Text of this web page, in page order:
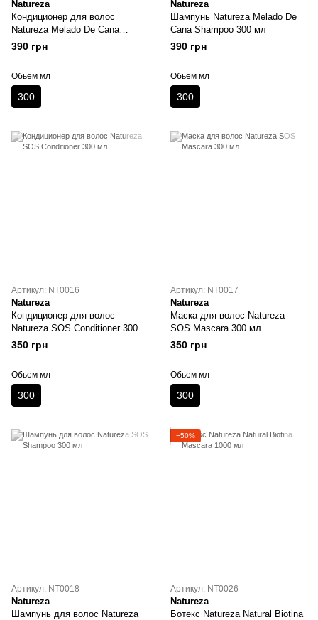
Natureza
Кондиционер для волос
Natureza Melado De Cana
Conditioner 300 мл
390 грн
Обьем мл
300
Natureza
Шампунь Natureza Melado De
Cana Shampoo 300 мл
390 грн
Обьем мл
300
Артикул: NT0016
Natureza
Кондиционер для волос
Natureza SOS Conditioner 300
мл
350 грн
Обьем мл
300
Артикул: NT0017
Natureza
Маска для волос Natureza
SOS Mascara 300 мл
350 грн
Обьем мл
300
Артикул: NT0018
Natureza
Шампунь для волос Natureza
−50%
Артикул: NT0026
Natureza
Ботекс Natureza Natural Biotina